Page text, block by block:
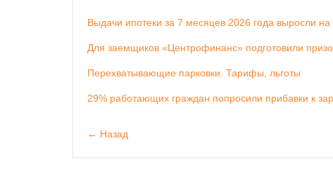
Выдачи ипотеки за 7 месяцев 2026 года выросли на
Для заемщиков «Центрофинанс» подготовили
Перехватывающие парковки. Тарифы, льготы
29% работающих граждан попросили прибавки к
← Назад